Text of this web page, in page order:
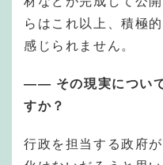
らはこれ以上、積極
感じられません。
—— その現実につい
すか？
行政を担当する政府